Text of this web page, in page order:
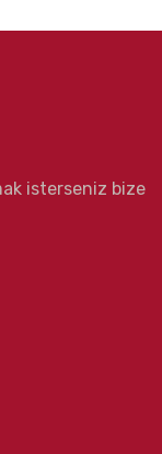
isterseniz bize